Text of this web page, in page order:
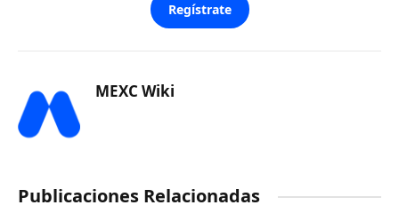
Regístrate
MEXC Wiki
Publicaciones Relacionadas